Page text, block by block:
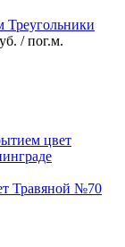
Треугольники
/ пог.м.
Травяной №70